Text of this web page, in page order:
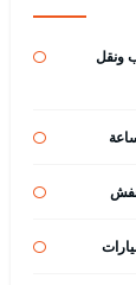
سحب ونقل